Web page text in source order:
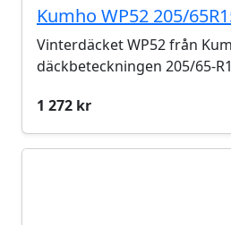
Kumho WP52 205/
Vinterdäcket WP52 från
däckbeteckningen 205/65-
1 272 kr